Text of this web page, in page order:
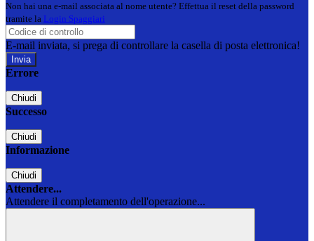
Non hai una e-mail associata al nome utente? Effettua il reset della password
tramite la Login Spaggiari
E-mail inviata, si prega di controllare la casella di posta elettronica!
Errore
Chiudi
Successo
Chiudi
Informazione
Chiudi
Attendere...
Attendere il completamento dell'operazione...